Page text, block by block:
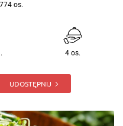
os.
4 os.
UDOSTĘPNIJ